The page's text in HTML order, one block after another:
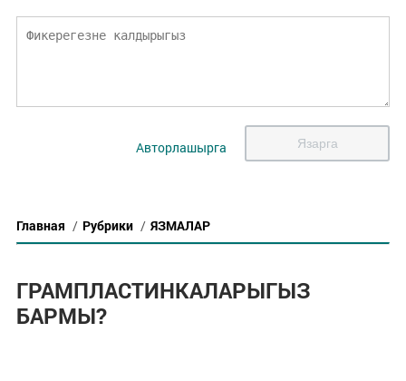
Авторлашырга Язарга
Главная / Рубрики / ЯЗМАЛАР
ГРАМПЛАСТИНКАЛАРЫГЫЗ
БАРМЫ?